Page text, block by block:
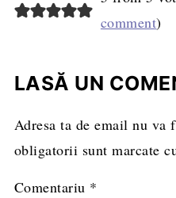
comment)
LASĂ UN
Adresa ta de email nu va
obligatorii sunt marcate
Comentariu *